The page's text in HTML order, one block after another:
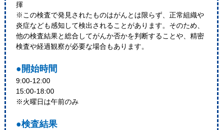
揮
※この検査で発見されたものはがんとは限らず、正常組織や
炎症なども感知して検出されることがあります。そのため、
他の検査結果と総合してがんか否かを判断することや、精密
検査や経過観察が必要な場合もあります。
●開始時間
9:00-12:00
15:00-18:00
※火曜日は午前のみ
●検査結果